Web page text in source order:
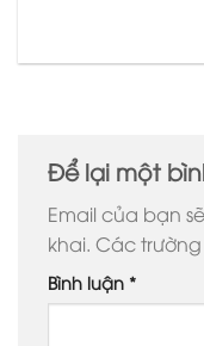
Để lại một
Email của bạn
khai. Các
Bình luận *